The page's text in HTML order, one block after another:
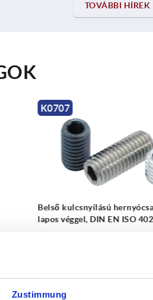
Zustimmung
TOVÁBBI HÍREK
K1130
Zárócsavarok, acél vagy
vállal és belső hatszög